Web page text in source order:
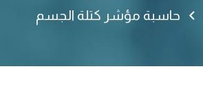
حاسبة مؤشر كتلة الجسم